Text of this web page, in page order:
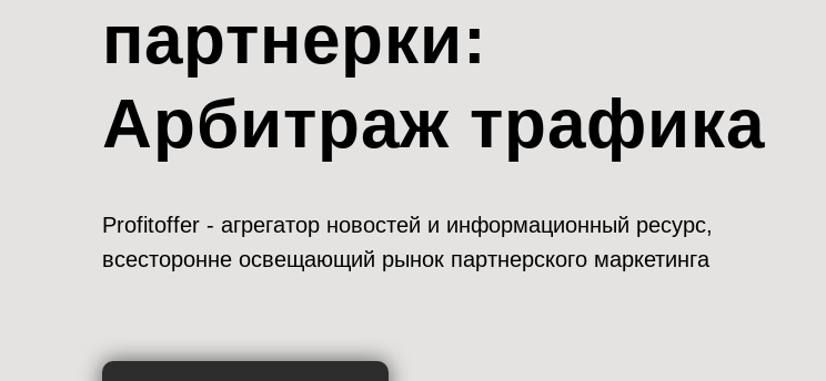
партнерки:
Арбитраж трафика
Profitoffer - агрегатор новостей и информационный ресурс,
всесторонне освещающий рынок партнерского маркетинга